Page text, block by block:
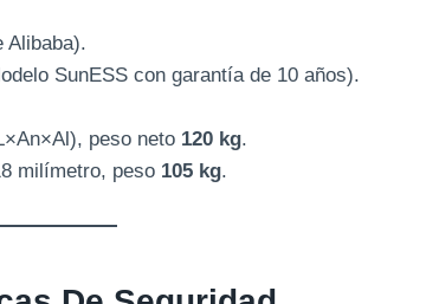
Alibaba).
SunESS con garantía de 10 años).
peso neto 120 kg.
milímetro, peso 105 kg.